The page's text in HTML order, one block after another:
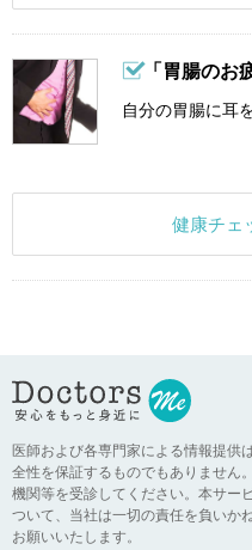
「胃腸のお
自分の胃腸に耳
健康チェ
医師および各専門家による情報提供
全性を保証するものでもありません
機関等を受診してください。本サー
ついて、当社は一切の責任を負いか
お願いいたします。